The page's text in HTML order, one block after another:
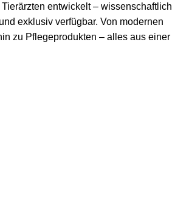
entwickelt – wissenschaftlich
exklusiv verfügbar. Von modernen
zu Pflegeprodukten – alles aus einer